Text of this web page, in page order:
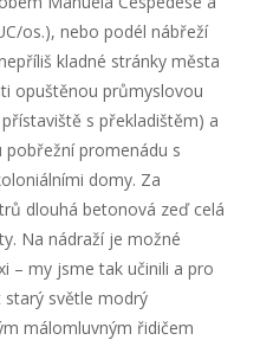
os.), nebo podél nábřeží
kladné stránky města
opuštěnou průmyslovou
s překladištěm) a
promenádu s
domy. Za
dlouhá betonová zeď celá
Na nádraží je možné
– my jsme tak učinili a pro
světle modrý
málomluvným řidičem